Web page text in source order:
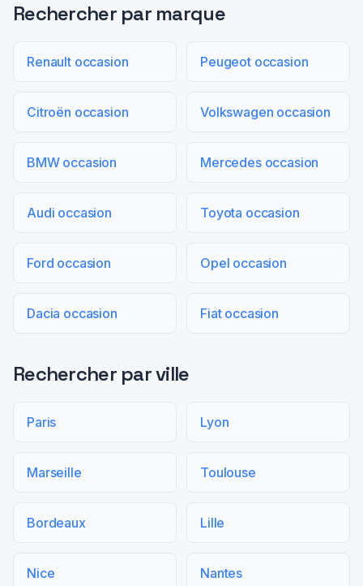
Rechercher par marque
Renault occasion Peugeot occasion
Citroën occasion Volkswagen occasion
BMW occasion Mercedes occasion
Audi occasion Toyota occasion
Ford occasion Opel occasion
Dacia occasion Fiat occasion
Rechercher par ville
Paris Lyon
Marseille Toulouse
Bordeaux Lille
Nice Nantes